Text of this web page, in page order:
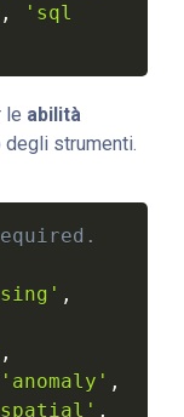
,
'sql
le abilità
strumenti.
,
,
'anomaly' ,
,